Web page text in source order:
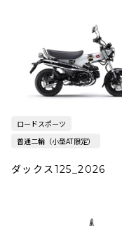
ロードスポーツ
普通二輪（小型AT限定）
ダックス125_2026